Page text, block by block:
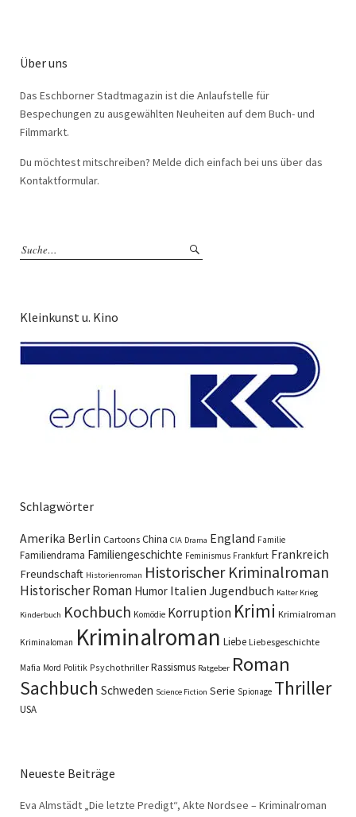
Über uns
Das Eschborner Stadtmagazin ist die Anlaufstelle für
Bespechungen zu ausgewählten Neuheiten auf dem Buch- und
Filmmarkt.
Du möchtest mitschreiben? Melde dich einfach bei uns über das
Kontaktformular.
Kleinkunst u. Kino
Schlagwörter
Amerika Berlin Cartoons China CIA Drama England Familie
Familiendrama Familiengeschichte Feminismus Frankfurt Frankreich
Freundschaft Historienroman Historischer Kriminalroman
Historischer Roman Humor Italien Jugendbuch Kalter Krieg
Kinderbuch Kochbuch Komödie Korruption Krimi Krimialroman
Kriminaloman Kriminalroman Liebe Liebesgeschichte
Mafia Mord Politik Psychothriller Rassismus Ratgeber Roman
Sachbuch Schweden Science Fiction Serie Spionage Thriller
USA
Neueste Beiträge
Eva Almstädt „Die letzte Predigt“, Akte Nordsee – Kriminalroman